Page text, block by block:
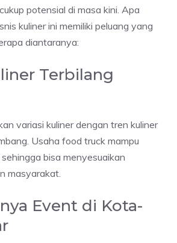
potensial di masa kini. Apa
kuliner ini memiliki peluang yang
diantaranya:
Terbilang
variasi kuliner dengan tren kuliner
Usaha food truck mampu
bisa menyesuaikan
masyarakat.
Event di Kota-